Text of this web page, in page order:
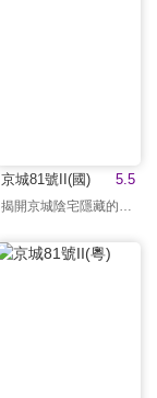
5.5
京城81號II(國)
揭開京城陰宅隱藏的秘密